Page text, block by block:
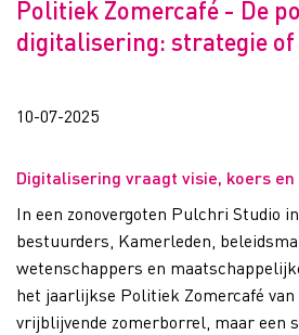
Politiek Zomercafé - De
digitalisering: strategie of
10-07-2025
Digitalisering vraagt visie, koers
In een zonovergoten Pulchri Studio
bestuurders, Kamerleden,
wetenschappers en
het jaarlijkse Politiek Zomercafé van
vrijblijvende zomerborrel, maar een